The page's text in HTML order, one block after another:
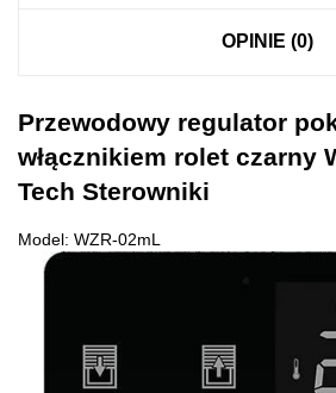
OPINIE (0)
Przewodowy regulator
włącznikiem rolet czarny
Tech Sterowniki
Model: WZR-02mL